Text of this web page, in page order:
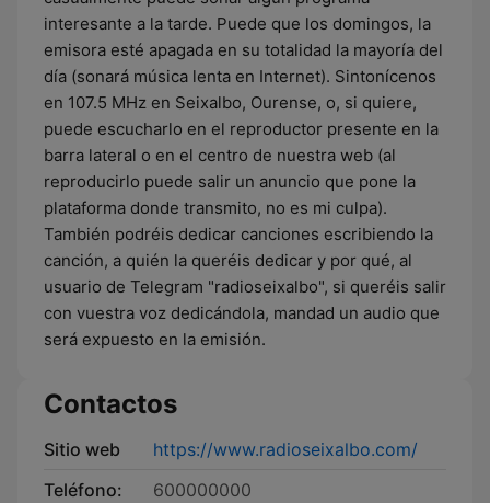
interesante a la tarde. Puede que los domingos, la
emisora esté apagada en su totalidad la mayoría del
día (sonará música lenta en Internet). Sintonícenos
en 107.5 MHz en Seixalbo, Ourense, o, si quiere,
puede escucharlo en el reproductor presente en la
barra lateral o en el centro de nuestra web (al
reproducirlo puede salir un anuncio que pone la
plataforma donde transmito, no es mi culpa).
También podréis dedicar canciones escribiendo la
canción, a quién la queréis dedicar y por qué, al
usuario de Telegram "radioseixalbo", si queréis salir
con vuestra voz dedicándola, mandad un audio que
será expuesto en la emisión.
Contactos
Sitio web
https://www.radioseixalbo.com/
Teléfono:
600000000